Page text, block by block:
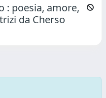
: poesia, amore,
da Cherso